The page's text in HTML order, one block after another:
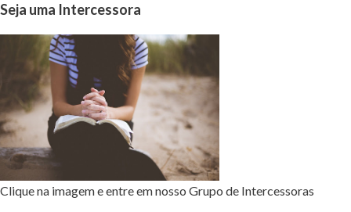
Seja uma Intercessora
Clique na imagem e entre em nosso Grupo de Intercessoras